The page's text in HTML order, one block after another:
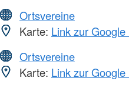
Ortsvereine
Karte: Link zur
Ortsvereine
Karte: Link zur